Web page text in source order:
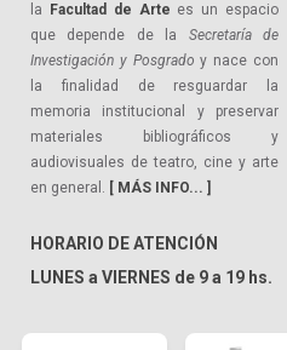
la
Facultad de Arte es un espacio
que depende de la Secretaría de
Investigación y Posgrado y nace con
la finalidad de resguardar la
memoria institucional y preservar
materiales bibliográficos y
audiovisuales de teatro, cine y arte
en general. [ MÁS INFO... ]
HORARIO DE ATENCIÓN
LUNES a VIERNES de 9 a 19 hs.